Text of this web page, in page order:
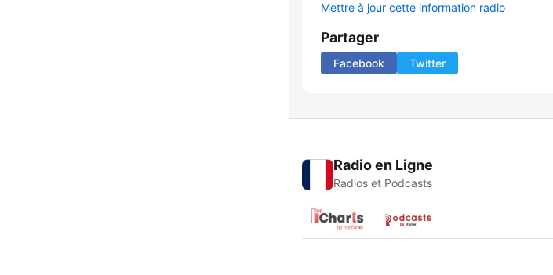
Mettre à jour cette information radio
Partager
Facebook Twitter
Radio en Ligne
Radios et Podcasts